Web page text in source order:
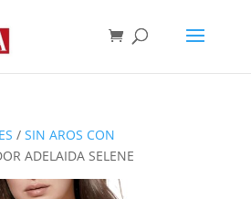
/ SIN AROS CON
ADELAIDA SELENE